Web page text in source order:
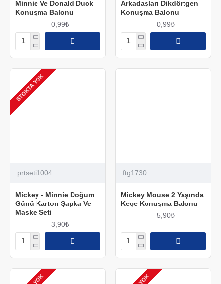
Minnie Ve Donald Duck
Konuşma Balonu
0,99₺
Arkadaşları Dikdörtgen
Konuşma Balonu
0,99₺
STOKTA YOK
prtseti1004
Mickey - Minnie Doğum
Günü Karton Şapka Ve
Maske Seti
3,90₺
ftg1730
Mickey Mouse 2 Yaşında
Keçe Konuşma Balonu
5,90₺